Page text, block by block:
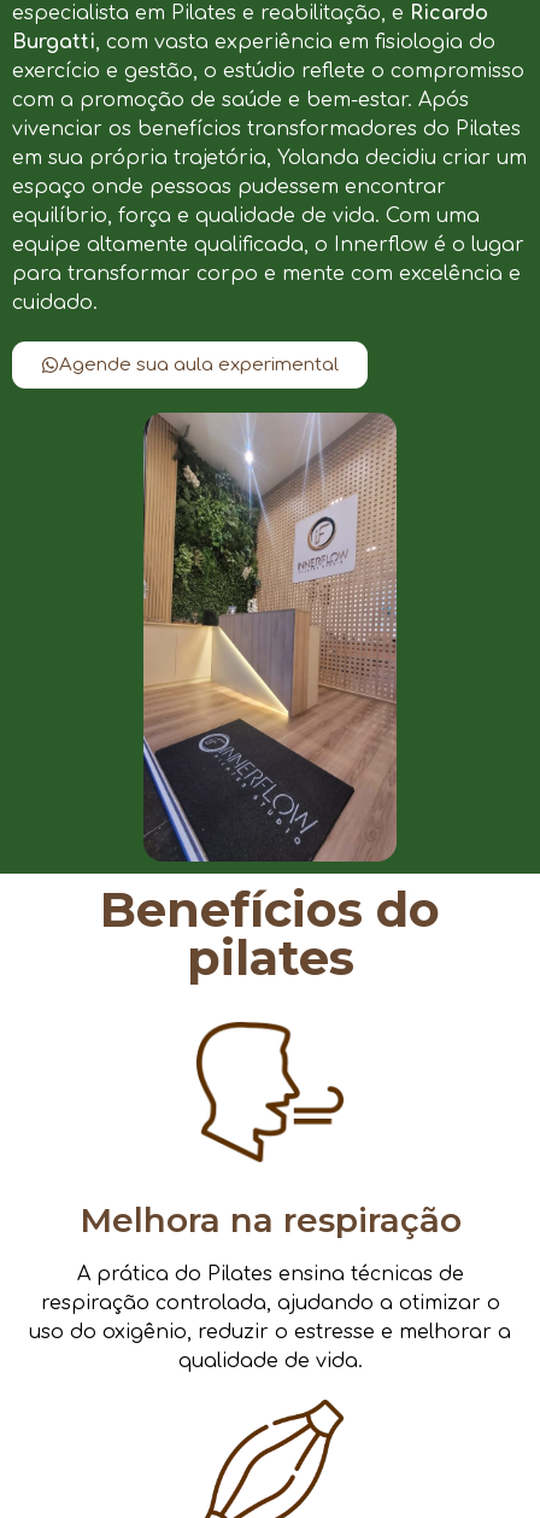
especialista em Pilates e reabilitação, e Ricardo
Burgatti, com vasta experiência em fisiologia do
exercício e gestão, o estúdio reflete o compromisso
com a promoção de saúde e bem-estar. Após
vivenciar os benefícios transformadores do Pilates
em sua própria trajetória, Yolanda decidiu criar um
espaço onde pessoas pudessem encontrar
equilíbrio, força e qualidade de vida. Com uma
equipe altamente qualificada, o Innerflow é o lugar
para transformar corpo e mente com excelência e
cuidado.
Agende sua aula experimental
Benefícios do
pilates
Melhora na respiração
A prática do Pilates ensina técnicas de
respiração controlada, ajudando a otimizar o
uso do oxigênio, reduzir o estresse e melhorar a
qualidade de vida.